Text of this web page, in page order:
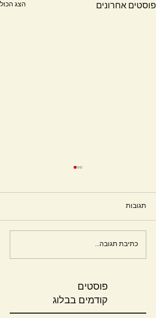
פוסטים אחרונים הצג הכול
תגובות
כתיבת תגובה...
פוסטים
קודמים בבלוג